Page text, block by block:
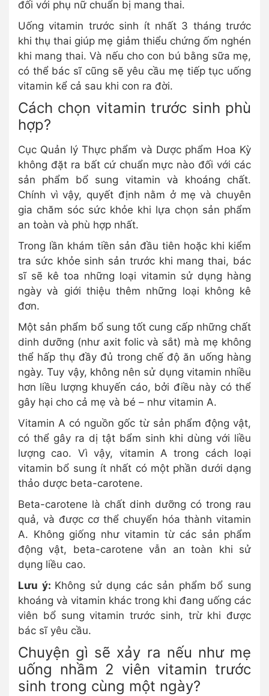
đối với phụ nữ chuẩn bị mang thai.
Uống vitamin trước sinh ít nhất 3 tháng trước
khi thụ thai giúp mẹ giảm thiểu chứng ốm nghén
khi mang thai. Và nếu cho con bú bằng sữa mẹ,
có thể bác sĩ cũng sẽ yêu cầu mẹ tiếp tục uống
vitamin kể cả sau khi con ra đời.
­­­­­­­Cách chọn vitamin trước sinh phù
hợp?
Cục Quản lý Thực phẩm và Dược phẩm Hoa Kỳ
không đặt ra bất cứ chuẩn mực nào đối với các
sản phẩm bổ sung vitamin và khoáng chất.
Chính vì vậy, quyết định nằm ở mẹ và chuyên
gia chăm sóc sức khỏe khi lựa chọn sản phẩm
an toàn và phù hợp nhất.
Trong lần khám tiền sản đầu tiên hoặc khi kiểm
tra sức khỏe sinh sản trước khi mang thai, bác
sĩ sẽ kê toa những loại vitamin sử dụng hàng
ngày và giới thiệu thêm những loại không kê
đơn.
Một sản phẩm bổ sung tốt cung cấp những chất
dinh dưỡng (như axit folic và sắt) mà mẹ không
thể hấp thụ đầy đủ trong chế độ ăn uống hàng
ngày. Tuy vậy, không nên sử dụng vitamin nhiều
hơn liều lượng khuyến cáo, bởi điều này có thể
gây hại cho cả mẹ và bé – như vitamin A.
Vitamin A có nguồn gốc từ sản phẩm động vật,
có thể gây ra dị tật bẩm sinh khi dùng với liều
lượng cao. Vì vậy, vitamin A trong cách loại
vitamin bổ sung ít nhất có một phần dưới dạng
thảo dược beta-carotene.
Beta-carotene là chất dinh dưỡng có trong rau
quả, và được cơ thể chuyển hóa thành vitamin
A. Không giống như vitamin từ các sản phẩm
động vật, beta-carotene vẫn an toàn khi sử
dụng liều cao.
Lưu ý: Không sử dụng các sản phẩm bổ sung
khoáng và vitamin khác trong khi đang uống các
viên bổ sung vitamin trước sinh, trừ khi được
bác sĩ yêu cầu.
Chuyện gì sẽ xảy ra nếu như mẹ
uống nhầm 2 viên vitamin trước
sinh trong cùng một ngày?